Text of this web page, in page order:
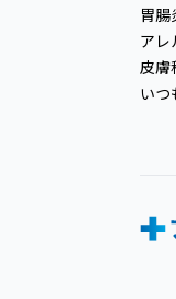
胃
アレ
皮膚
いつ